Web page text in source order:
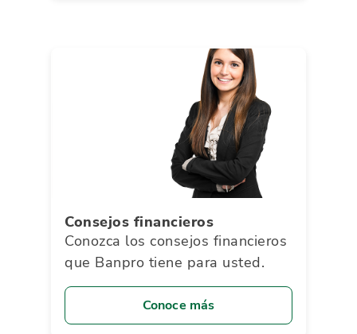
Consejos financieros
Conozca los consejos financieros
que Banpro tiene para usted.
Conoce más